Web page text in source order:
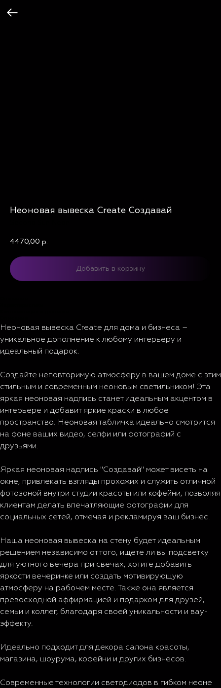
Неоновая вывеска Create Создавай
4470,00 р.
Добавить в корзину
Неоновая вывеска Create для дома и бизнеса –
уникальное дополнение к любому интерьеру и
идеальный подарок.
Создайте неповторимую атмосферу в вашем доме с этим
стильным и современным неоновым светильником! Эта
яркая неоновая надпись станет идеальным акцентом в
интерьере и добавит яркие краски в любое
пространство. Неоновая табличка идеально смотрится
на фоне ваших видео, селфи или фотографий с
друзьями.
Яркая неоновая надпись "Создавай" может висеть на
окне, привлекать взгляды прохожих и служить отличной
фотозоной внутри студии красоты или кофейни, позволяя
клиентам делать впечатляющие фотографии для
социальных сетей, отмечая и рекламируя ваш бизнес.
Наша неоновая вывеска на стену будет идеальным
решением независимо от того, ищете ли вы подсветку
для уютного вечера при свечах, хотите добавить
яркости вечеринке или создать мотивирующую
атмосферу на рабочем месте. Также она является
превосходной аффирмацией и подарком для друзей,
семьи и коллег, благодаря своей уникальности и вау-
эффекту.
Идеально подходит для декора салона красоты,
магазина, шоурума, кофейни и других бизнесов.
Современные технологии светодиодов в гибком неоне